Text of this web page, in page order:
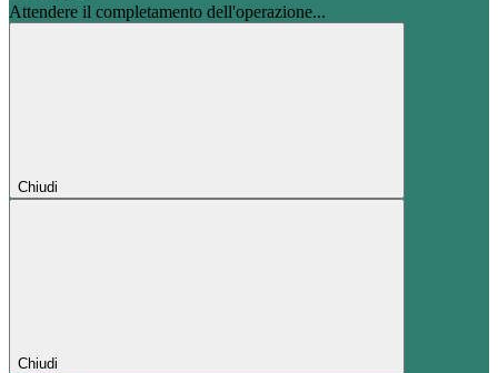
Attendere il completamento dell'operazione...
Chiudi
Chiudi